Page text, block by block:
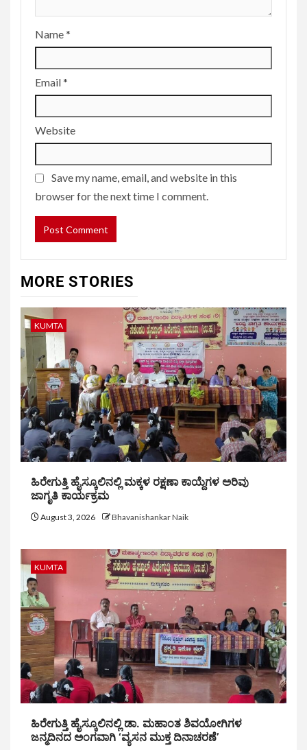
Name*
Email*
Website
Save my name, email, and website in this
browser for the next time I comment.
MORE STORIES
KUMTA
ಹಿರೇಗುತ್ತಿ ಹೈಸ್ಕೂಲಿನಲ್ಲಿ ಮಕ್ಕಳ ರಕ್ಷಣಾ ಕಾಯ್ದೆಗಳ ಅರಿವು
ಜಾಗೃತಿ ಕಾರ್ಯಕ್ರಮ
August 3, 2026 Bhavanishankar Naik
KUMTA
ಹಿರೇಗುತ್ತಿ ಹೈಸ್ಕೂಲಿನಲ್ಲಿ ಡಾ. ಮಹಾಂತ ಶಿವಯೋಗಿಗಳ
ಜನ್ಮದಿನದ ಅಂಗವಾಗಿ ‘ವ್ಯಸನ ಮುಕ್ತ ದಿನಾಚರಣೆ’